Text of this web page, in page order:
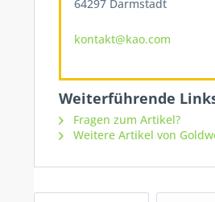
64297 Darmstadt
kontakt@kao.com
Weiterführende
Fragen zum Artikel?
Weitere Artikel von